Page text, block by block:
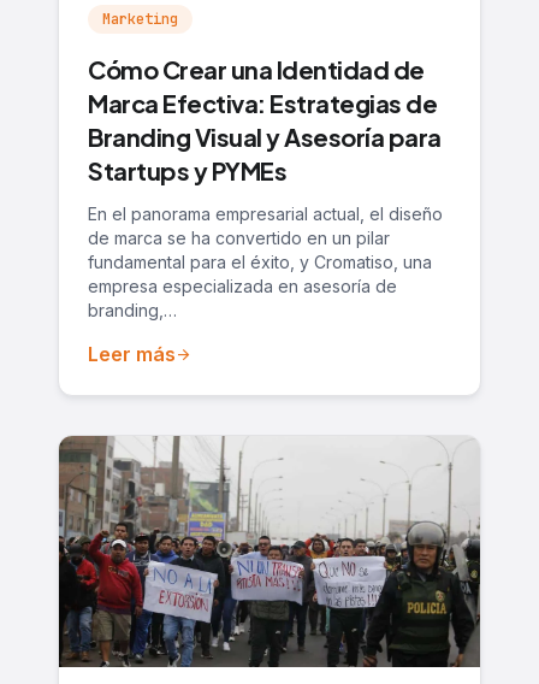
Marketing
Cómo Crear una Identidad de
Marca Efectiva: Estrategias de
Branding Visual y Asesoría para
Startups y PYMEs
En el panorama empresarial actual, el diseño
de marca se ha convertido en un pilar
fundamental para el éxito, y Cromatiso, una
empresa especializada en asesoría de
branding,…
Leer másarrow_forward